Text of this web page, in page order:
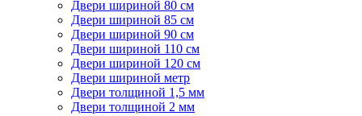
Двери шириной 80 см
Двери шириной 85 см
Двери шириной 90 см
Двери шириной 110 см
Двери шириной 120 см
Двери шириной метр
Двери толщиной 1,5 мм
Двери толщиной 2 мм